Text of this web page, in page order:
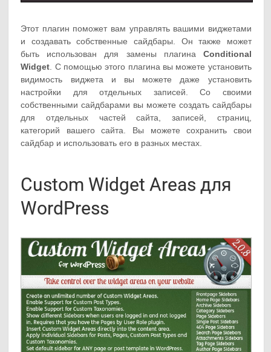
Этот плагин поможет вам управлять вашими виджетами
и создавать собственные сайдбары. Он также может
быть использован для замены плагина Conditional
Widget . С помощью этого плагина вы можете установить
видимость виджета и вы можете даже установить
настройки для отдельных записей. Со своими
собственными сайдбарами вы можете создать сайдбары
для отдельных частей сайта, записей, страниц,
категорий вашего сайта. Вы можете сохранить свои
сайдбар и использовать его в разных местах.
Custom Widget Areas для
WordPress